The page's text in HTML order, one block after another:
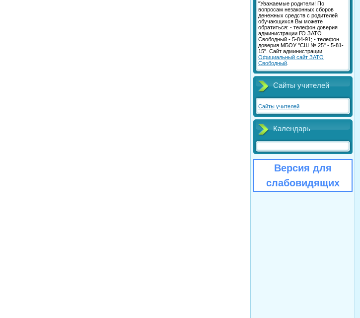
"Уважаемые родители! По
вопросам незаконных сборов
денежных средств с родителей
обучающихся Вы можете
обратиться: - телефон доверия
администрации ГО ЗАТО
Свободный - 5-84-91; - телефон
доверия МБОУ "СШ № 25" - 5-81-
15". Сайт администрации
Официальный сайт ЗАТО
Свободный
Сайты учителей
Сайты учителей
Календарь
Версия для
слабовидящих